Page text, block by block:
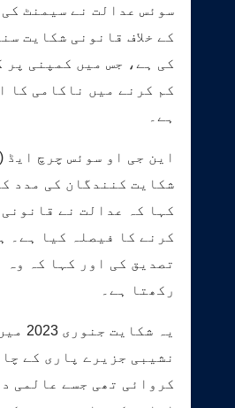
سوئس عدالت نے سیمنٹ
کے خلاف قانونی شکایت
کی ہے، جس میں کمپنی پر
کم کرنے میں ناکامی کا
ہے۔
شکایت کنندگان کی مدد
کہا کہ عدالت نے
کرنے کا فیصلہ کیا ہے۔
تصدیق کی اور کہا کہ وہ
رکھتا ہے۔
یہ
نشیبی جزیرے پاری کے
کروائی تھی جسے عالمی